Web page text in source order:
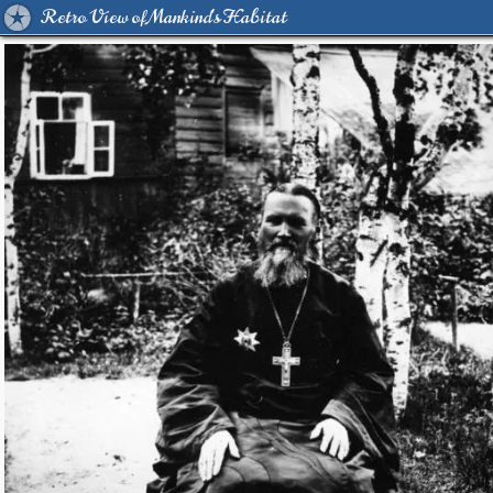
Retro View of Mankind's Habitat